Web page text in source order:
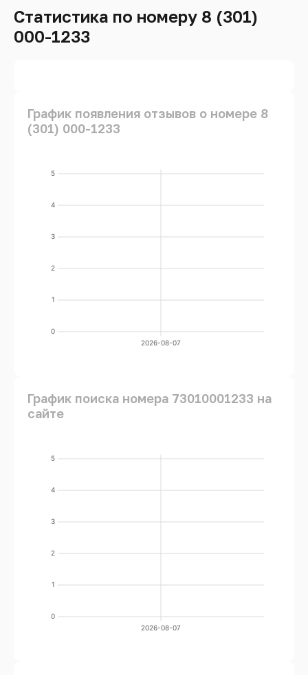
Статистика по номеру 8 (301)
000-1233
График появления отзывов о номере 8
(301) 000-1233
0
1
2
3
4
5
2026-08-07
График поиска номера 73010001233 на
сайте
0
1
2
3
4
5
2026-08-07